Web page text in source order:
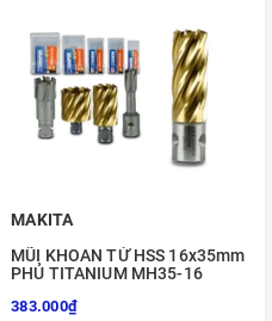
MAKITA
MŨI KHOAN TỪ HSS 16x35mm
PHỦ TITANIUM MH35-16
383.000₫